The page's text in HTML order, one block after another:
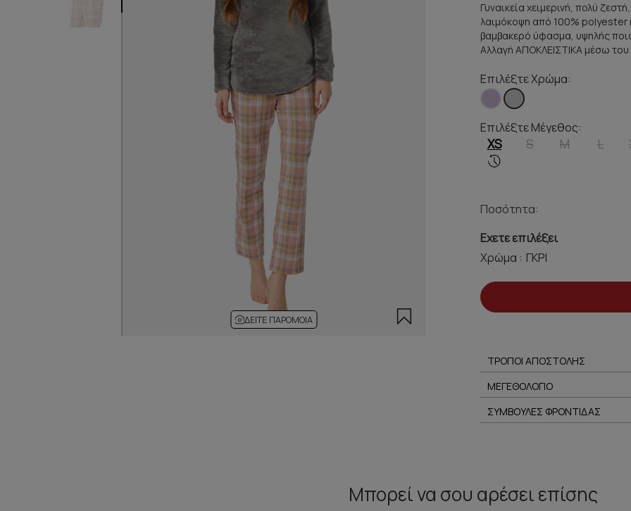
ΔΕΊΤΕ ΠΑΡΌΜΟΙΑ
Γυναικεία χειμερινή, πολύ
λαιμόκοψη από 100% polyester
βαμβακερό ύφασμα, υψηλής
Αλλαγή ΑΠΟΚΛΕΙΣΤΙΚΑ μέσω
Επιλέξτε Χρώμα:
Επιλέξτε Μέγεθος:
XS S M L
Ποσότητα:
Εχετε επιλέξει
Χρώμα :
ΤΡΟΠΟΙ ΑΠΟΣΤΟΛΗΣ
ΜΕΓΕΘΟΛΟΓΙΟ
ΣΥΜΒΟΥΛΕΣ ΦΡΟΝΤΙΔΑΣ
Μπορεί να σου αρέσει επίσης